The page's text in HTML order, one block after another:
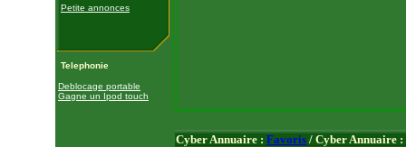
Petite annonces
Telephonie
Deblocage portable
Gagne un Ipod touch
Cyber Annuaire : Favoris / Cyber Annuaire :